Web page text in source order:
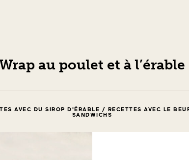
au poulet et à l’érable
AVEC DU SIROP D'ÉRABLE / RECETTES AVEC LE
SANDWICHS